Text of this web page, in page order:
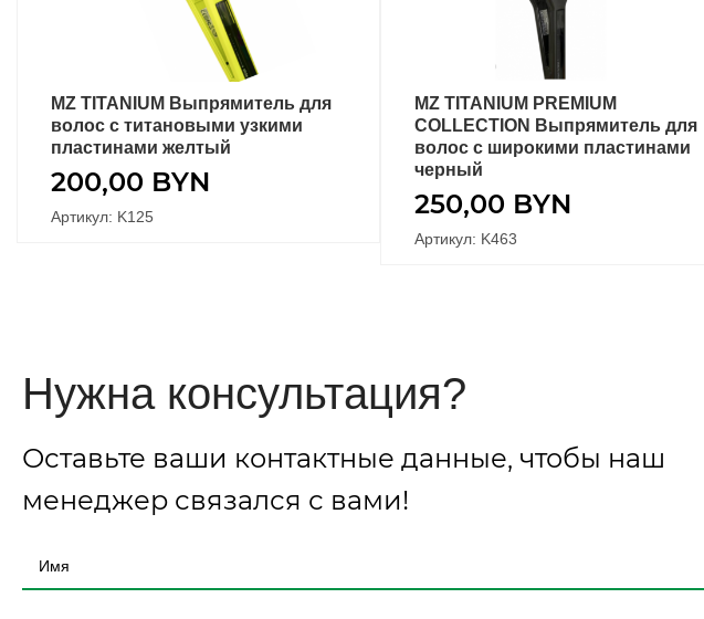
В КОРЗИНУ
MZ TITANIUM Выпрямитель для
волос с титановыми узкими
пластинами желтый
200,00 BYN
Артикул: K125
В КОРЗИНУ
MZ TITANIUM PREMIUM
COLLECTION Выпрямитель для
волос с широкими пластинами
черный
250,00 BYN
Артикул: K463
Нужна консультация?
Оставьте ваши контактные данные, чтобы наш
менеджер связался с вами!